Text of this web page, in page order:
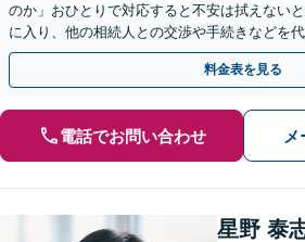
のか」おひとりで対応すると不安は拭えない
に入り、他の相続人との交渉や手続きなどを
ら死後のトラブルまでご相談ください【浦和
料金表を見る
電話でお問い合わせ
星野 泰